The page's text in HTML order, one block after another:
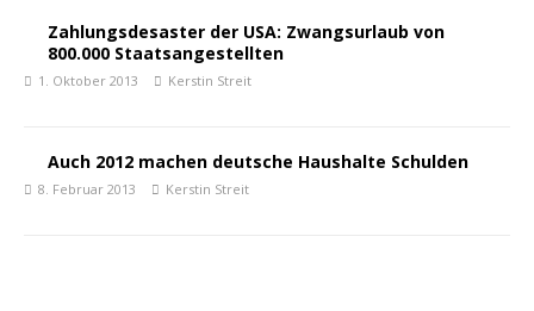
Zahlungsdesaster der USA: Zwangsurlaub von
800.000 Staatsangestellten
1. Oktober 2013 Kerstin Streit
Auch 2012 machen deutsche Haushalte Schulden
8. Februar 2013 Kerstin Streit